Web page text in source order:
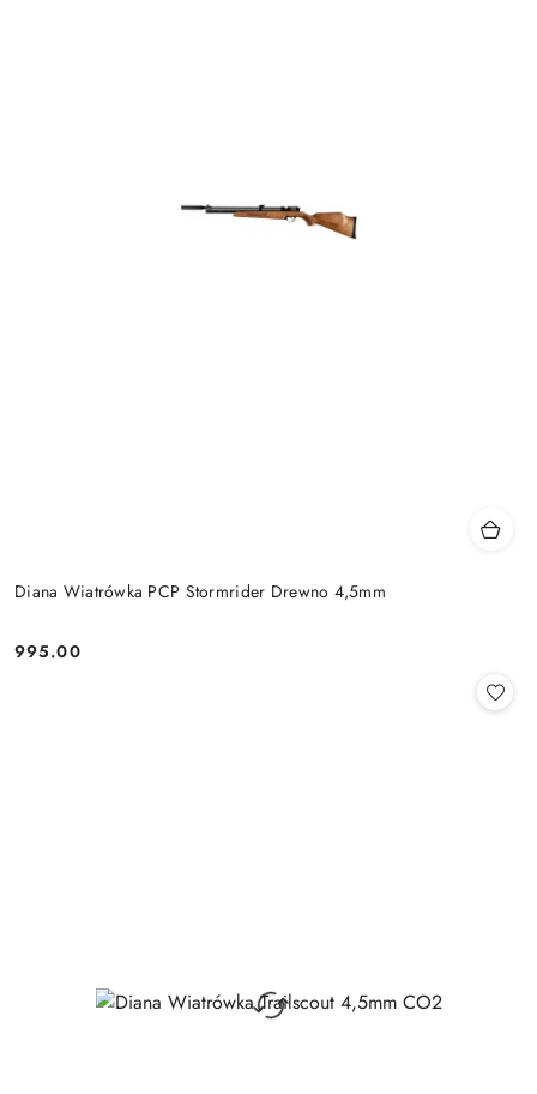
Diana Wiatrówka PCP Stormrider Drewno 4,5mm
Cena:
995.00